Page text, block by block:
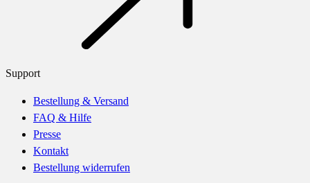
Support
Bestellung & Versand
FAQ & Hilfe
Presse
Kontakt
Bestellung widerrufen